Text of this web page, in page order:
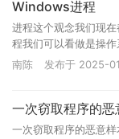
Windows进程
进程这个观念我们现
程我们可以看做是操
文件句柄，设备以及
南陈 发布于 2025-
一次窃取程序的恶
一次窃取程序的恶意